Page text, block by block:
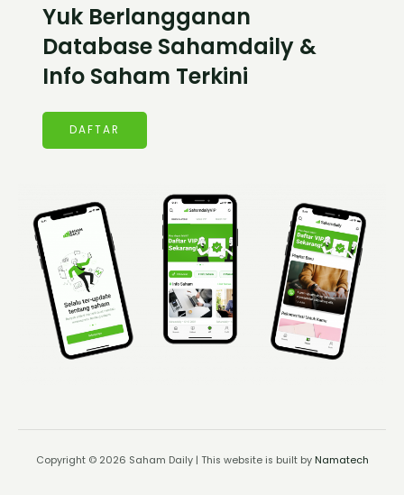
Yuk Berlangganan
Database Sahamdaily &
Info Saham Terkini
DAFTAR
Copyright © 2026 Saham Daily | This website is built by Namatech